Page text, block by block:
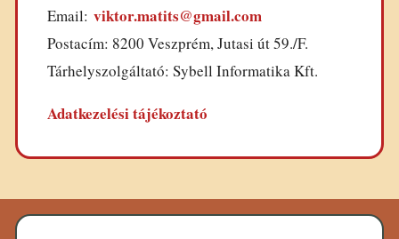
Email: viktor.matits@gmail.com
Postacím: 8200 Veszprém, Jutasi út 59./F.
Tárhelyszolgáltató: Sybell Informatika Kft.
Adatkezelési tájékoztató